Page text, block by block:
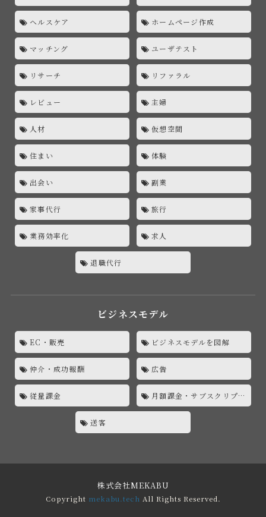
ヘルスケア ホームページ作成
マッチング ユーザテスト
リサーチ リファラル
レビュー 主婦
人材 仮想空間
住まい 体験
出会い 副業
家事代行 旅行
業務効率化 求人
退職代行
ビジネスモデル
EC・販売 ビジネスモデルを図解
仲介・成功報酬 広告
従量課金 月額課金・サブスクリプション
送客
株式会社MEKABU
Copyright mekabu.tech All Rights Reserved.